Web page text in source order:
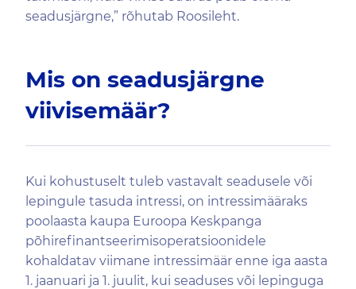
seadusjärgne,” rõhutab Roosileht.
Mis on seadusjärgne
viivisemäär?
Kui kohustuselt tuleb vastavalt seadusele või
lepingule tasuda intressi, on intressimääraks
poolaasta kaupa Euroopa Keskpanga
põhirefinantseerimisoperatsioonidele
kohaldatav viimane intressimäär enne iga aasta
1. jaanuari ja 1. juulit, kui seaduses või lepinguga